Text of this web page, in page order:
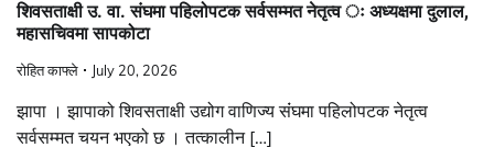
शिवसताक्षी उ. वा. संघमा पहिलोपटक सर्वसम्मत नेतृत्व ः अध्यक्षमा दुलाल,
महासचिवमा सापकोटा
रोहित काफ्ले July 20, 2026
झापा । झापाको शिवसताक्षी उद्योग वाणिज्य संंघमा पहिलोपटक नेतृत्व
सर्वसम्मत चयन भएको छ । तत्कालीन […]